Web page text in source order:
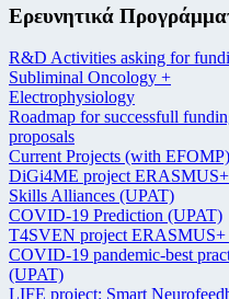
Ερευνητικά
R&D Activities asking for
Subliminal Oncology +
Electrophysiology
Roadmap for successfull
proposals
Current Projects (with EFOMP)
DiGi4ME project ERASMUS+
Skills Alliances (UPAT)
COVID-19 Prediction (UPAT)
T4SVEN project
COVID-19 pandemic-best
(UPAT)
LIFE project: Smart